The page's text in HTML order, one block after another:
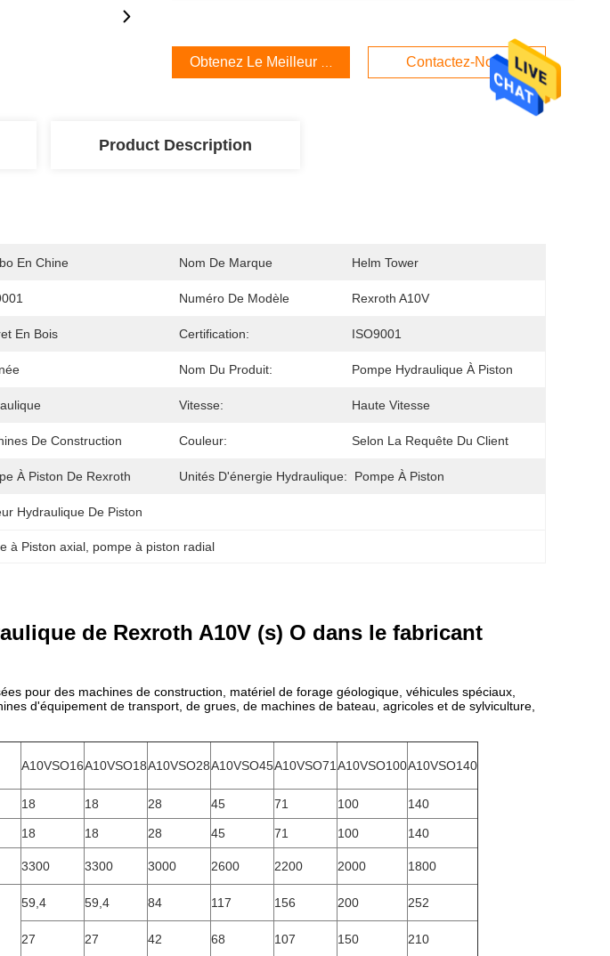
Obtenez Le Meilleur Prix Contactez-Nous
Product Description
En Chine Nom De Marque Helm Tower
Numéro De Modèle Rexroth A10V
En Bois Certification: ISO9001
Nom Du Produit: Pompe Hydraulique À Piston
Vitesse: Haute Vitesse
De Construction Couleur: Selon La Requête Du Client
À Piston De Rexroth Unités D'énergie Hydraulique: Pompe À Piston
Hydraulique De Piston
à Piston axial pompe à piston radial
de Rexroth A10V (s) O dans le fabricant
pour des machines de construction, matériel de forage géologique, véhicules spéciaux,
d'équipement de transport, de grues, de machines de bateau, agricoles et de sylviculture,
A10VSO16A10VSO18A10VSO28A10VSO45A10VSO71 A10VSO100A10VSO140
18 18 28 45 71 100 140
18 18 28 45 71 100
140
3300 3300 3000 2600 2200 2000 1800
59,4 59,4 84 117 156 200
252
27 27 42 68 107 150 210